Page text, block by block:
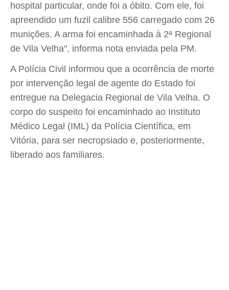
hospital particular, onde foi a óbito. Com ele, foi
apreendido um fuzil calibre 556 carregado com 26
munições. A arma foi encaminhada à 2ª Regional
de Vila Velha", informa nota enviada pela PM.
A Polícia Civil informou que a ocorrência de morte
por intervenção legal de agente do Estado foi
entregue na Delegacia Regional de Vila Velha. O
corpo do suspeito foi encaminhado ao Instituto
Médico Legal (IML) da Polícia Científica, em
Vitória, para ser necropsiado e, posteriormente,
liberado aos familiares.